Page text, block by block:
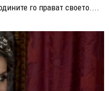
го прават своето....